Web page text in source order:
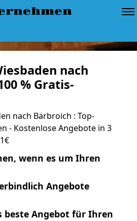
nach
% Gratis-
nach Bärbroich : Top-
- Kostenlose Angebote in 3
wenn es um Ihren
Angebote
beste Angebot für Ihren